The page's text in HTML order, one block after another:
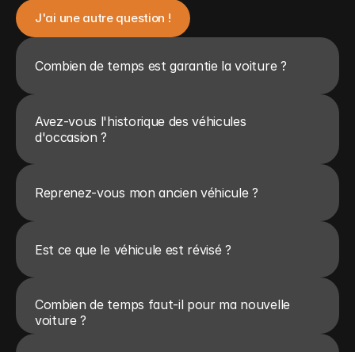
J'ai une autre question !
Combien de temps est garantie la voiture ?
Avez-vous l'historique des véhicules
d'occasion ?
Reprenez-vous mon ancien véhicule ?
Est ce que le véhicule est révisé ?
Combien de temps faut-il pour ma nouvelle
voiture ?